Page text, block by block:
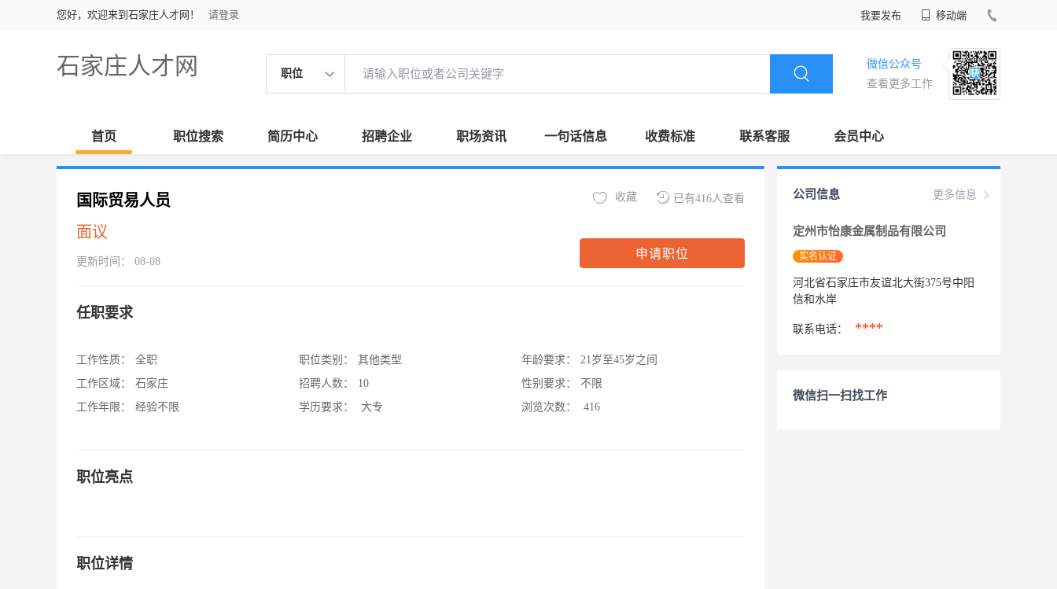
您好，欢迎来到石家庄人才网！ 请登录 我要发布 移动端
石家庄人才网 职位
微信公众号
查看更多工作
首页 职位搜索 简历中心 招聘企业 职场资讯 一句话信息 收费标准 联系客服 会员中心
国际贸易人员
面议
更新时间： 08-08
已有416人查看
收藏
申请职位
任职要求
工作性质：
全职
工作区域：
石家庄
工作年限：
经验不限
职位类别：
其他类型
招聘人数：
10
学历要求：
大专
年龄要求：
21岁至45岁之间
性别要求：
不限
浏览次数：
416
职位亮点
职位详情
更多信息
公司信息
定州市怡康金属制品有限公司
实名认证
河北省石家庄市友谊北大街375号中阳
信和水岸
联系电话： ****
微信扫一扫找工作